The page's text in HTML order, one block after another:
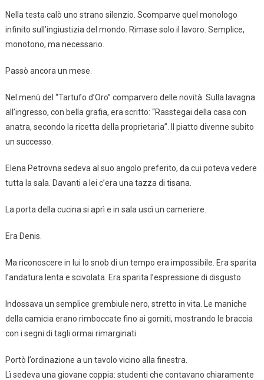
Nella testa calò uno strano silenzio. Scomparve quel monologo
infinito sull’ingiustizia del mondo. Rimase solo il lavoro. Semplice,
monotono, ma necessario.
Passò ancora un mese.
Nel menù del “Tartufo d’Oro” comparvero delle novità. Sulla lavagna
all’ingresso, con bella grafia, era scritto: “Rasstegai della casa con
anatra, secondo la ricetta della proprietaria”. Il piatto divenne subito
un successo.
Elena Petrovna sedeva al suo angolo preferito, da cui poteva vedere
tutta la sala. Davanti a lei c’era una tazza di tisana.
La porta della cucina si aprì e in sala uscì un cameriere.
Era Denis.
Ma riconoscere in lui lo snob di un tempo era impossibile. Era sparita
l’andatura lenta e scivolata. Era sparita l’espressione di disgusto.
Indossava un semplice grembiule nero, stretto in vita. Le maniche
della camicia erano rimboccate fino ai gomiti, mostrando le braccia
con i segni di tagli ormai rimarginati.
Portò l’ordinazione a un tavolo vicino alla finestra.
Lì sedeva una giovane coppia: studenti che contavano chiaramente